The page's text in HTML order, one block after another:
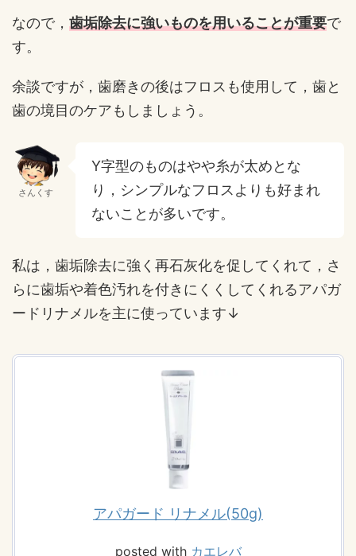
なので， 歯垢除去に強いものを用いることが重要で
す。
余談ですが，歯磨きの後はフロスも使用して，歯と
歯の境目のケアもしましょう。
さんくす
Y字型のものはやや糸が太めとな
り，シンプルなフロスよりも好まれ
ないことが多いです。
私は，歯垢除去に強く再石灰化を促してくれて，さ
らに歯垢や着色汚れを付きにくくしてくれるアパガ
ードリナメルを主に使っています↓
アパガード リナメル(50g)
posted with カエレバ